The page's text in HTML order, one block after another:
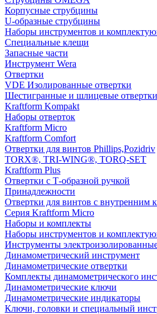
Корпусные струбцины
U-образные струбцины
Наборы инструментов и
Специальные клещи
Запасные части
Инструмент Wera
Отвертки
VDE Изолированные отвертки
Шестигранные и шлицевые отвертки
Kraftform Kompakt
Наборы отверток
Kraftform Micro
Kraftform Comfort
Отвертки для винтов Phillips,Pozidriv
TORX®, TRI-WING®, TORQ-SET
Kraftform Plus
Отвертки с Т-образной ручкой
Принадлежности
Отвертки для винтов с внутренним
Серия Kraftform Micro
Наборы и комплекты
Наборы инструментов и
Инструменты
Динамометрический инструмент
Динамометрические отвертки
Комплекты динамометрического
Динамометрические ключи
Динамометрические индикаторы
Ключи, головки и специальный